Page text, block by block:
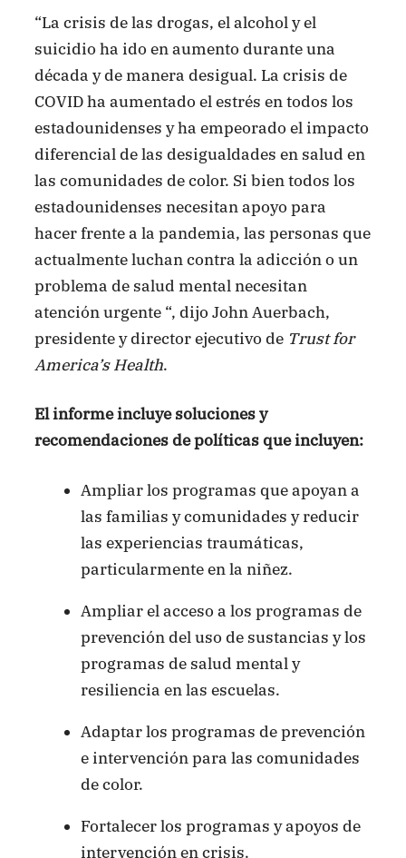
“La crisis de las drogas, el alcohol y el
suicidio ha ido en aumento durante una
década y de manera desigual. La crisis de
COVID ha aumentado el estrés en todos los
estadounidenses y ha empeorado el impacto
diferencial de las desigualdades en salud en
las comunidades de color. Si bien todos los
estadounidenses necesitan apoyo para
hacer frente a la pandemia, las personas que
actualmente luchan contra la adicción o un
problema de salud mental necesitan
atención urgente “, dijo John Auerbach,
presidente y director ejecutivo de Trust for
America’s Health.
El informe incluye soluciones y
recomendaciones de políticas que incluyen:
Ampliar los programas que apoyan a
las familias y comunidades y reducir
las experiencias traumáticas,
particularmente en la niñez.
Ampliar el acceso a los programas de
prevención del uso de sustancias y los
programas de salud mental y
resiliencia en las escuelas.
Adaptar los programas de prevención
e intervención para las comunidades
de color.
Fortalecer los programas y apoyos de
intervención en crisis.